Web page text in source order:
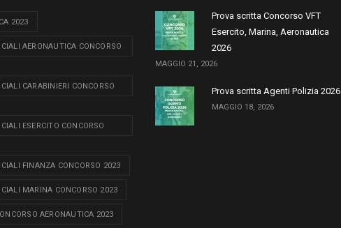
2023
AERONAUTICA CONCORSO
CARABINIERI CONCORSO
ESERCITO CONCORSO
FINANZA CONCORSO 2023
MARINA CONCORSO 2023
AERONAUTICA 2023
Prova scritta Concorso VFT
Esercito, Marina, Aeronautica
2026
MAGGIO 21, 2026
Prova scritta Agenti Polizia 2026
MAGGIO 18, 2026